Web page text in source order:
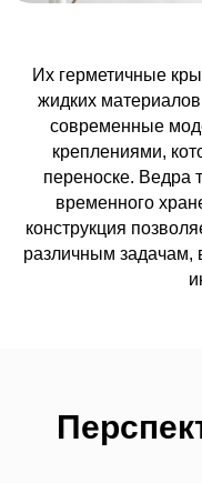
Их герметичные
жидких
современные
креплениями,
переноске. Ведра
временного
конструкция
различным задачам,
Каталог
О компании HTI Group